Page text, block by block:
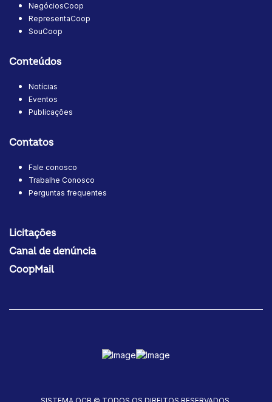
NegóciosCoop
RepresentaCoop
SouCoop
Conteúdos
Notícias
Eventos
Publicações
Contatos
Fale conosco
Trabalhe Conosco
Perguntas frequentes
Licitações
Canal de denúncia
CoopMail